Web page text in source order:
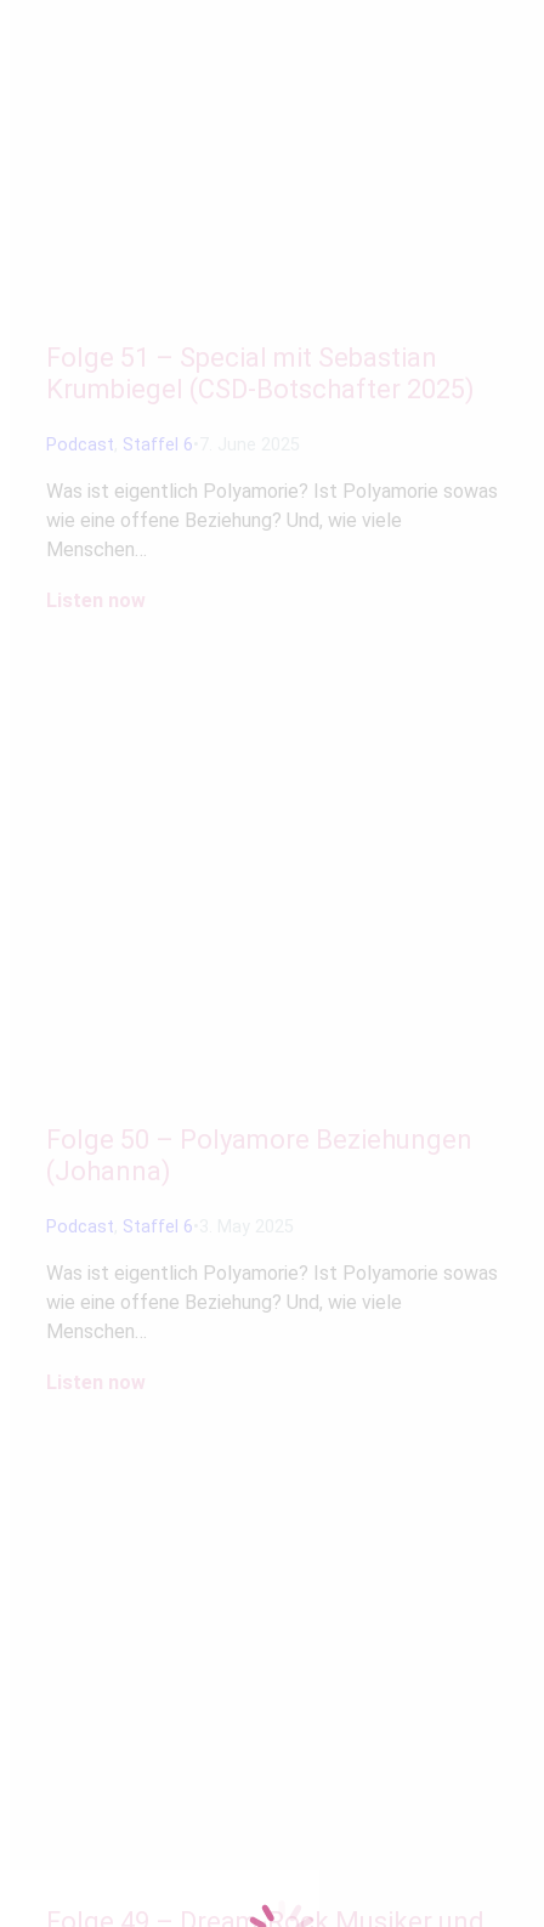
Folge 51 – Special mit Sebastian
Krumbiegel (CSD-Botschafter 2025)
Podcast Staffel 6
Was ist eigentlich Polyamorie? Ist Polyamorie sowas
wie eine offene Beziehung? Und, wie viele
Menschen…
Listen now
Folge 50 – Polyamore Beziehungen
(Johanna)
Podcast Staffel 6
Was ist eigentlich Polyamorie? Ist Polyamorie sowas
wie eine offene Beziehung? Und, wie viele
Menschen…
Listen now